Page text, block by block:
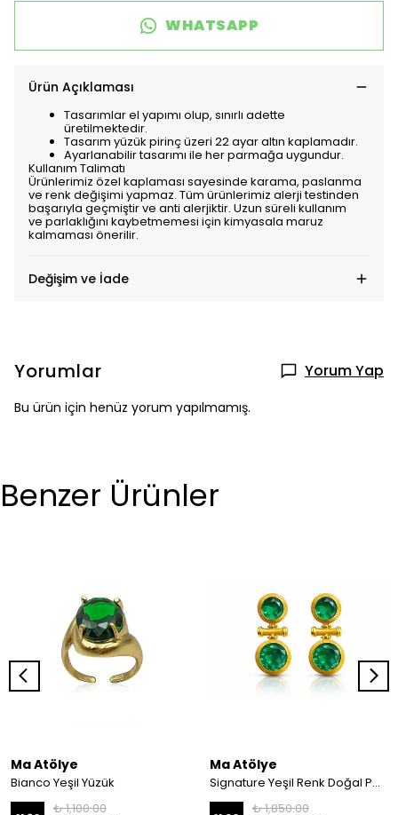
WHATSAPP
Ürün Açıklaması
Tasarımlar el yapımı olup, sınırlı adette
üretilmektedir.
Tasarım yüzük pirinç üzeri 22 ayar altın kaplamadır.
Ayarlanabilir tasarımı ile her parmağa uygundur.
Kullanım Talimatı
Ürünlerimiz özel kaplaması sayesinde karama, paslanma
ve renk değişimi yapmaz. Tüm ürünlerimiz alerji testinden
başarıyla geçmiştir ve anti alerjiktir. Uzun süreli kullanım
ve parlaklığını kaybetmemesi için kimyasala maruz
kalmaması önerilir.
Değişim ve İade
Yorumlar Yorum Yap
Bu ürün için henüz yorum yapılmamış.
Benzer Ürünler
Ma Atölye
Bianco Yeşil Yüzük
₺ 1,100.00
Ma Atölye
Signature Yeşil Renk Doğal Paraiba Taş Detaylı Küpe
₺ 1,850.00